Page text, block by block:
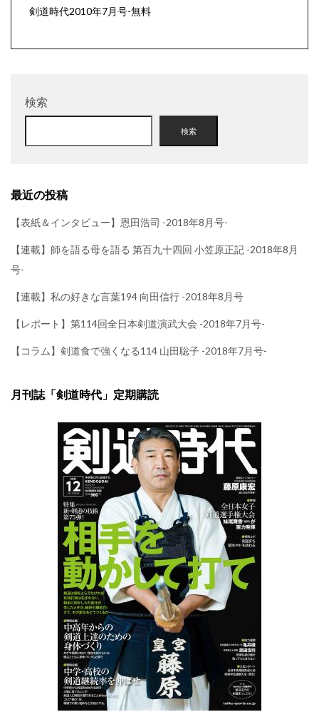
剣道時代2010年7月号-無料
検索
検索
最近の投稿
【表紙＆インタビュー】恩田浩司 -2018年8月号-
【連載】師を語る母を語る 第百九十四回 小笠原正記 -2018年8月
号-
【連載】私の好きな言葉194 向田信行 -2018年8月号
【レポート】第114回全日本剣道演武大会 -2018年7月号-
【コラム】剣道食で強くなる114 山田聡子 -2018年7月号-
月刊誌「剣道時代」定期購読